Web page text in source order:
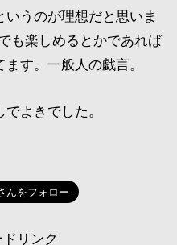
うのが理想だと思いま
も楽しめるとかであれば
す。一般人の戯言。
よきでした。
リンク